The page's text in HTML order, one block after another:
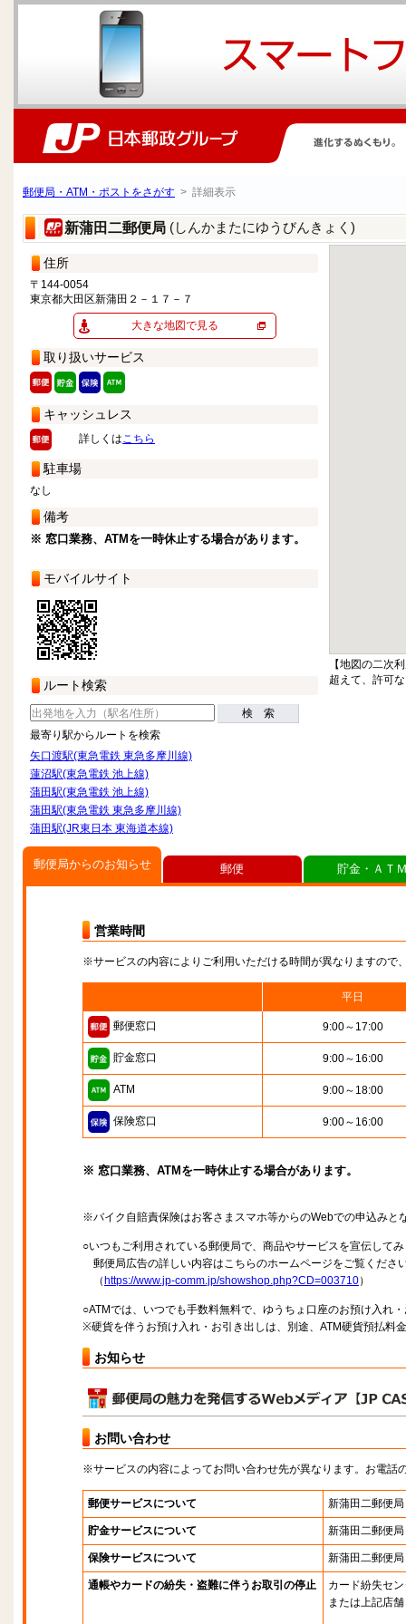
郵便局・ATM・ポストをさがす > 詳細表示
新蒲田二郵便局 (しんかまたにゆうびんきょく)
住所
〒144-0054
東京都大田区新蒲田２－１７－７
大きな地図で見る
取り扱いサービス
キャッシュレス
詳しくはこちら
駐車場
なし
備考
※ 窓口業務、ATMを一時休止する場合があります。
モバイルサイト
ルート検索
検 索
最寄り駅からルートを検索
矢口渡駅(東急電鉄 東急多摩川線)
蓮沼駅(東急電鉄 池上線)
蒲田駅(東急電鉄 池上線)
蒲田駅(東急電鉄 東急多摩川線)
蒲田駅(JR東日本 東海道本線)
【地図の二次
超えて、許可
郵便局からのお知らせ
営業時間
※サービスの内容によりご利用いただける時間が異なりますので
平日
郵便窓口 9:00～17:00
貯金窓口 9:00～16:00
ATM 9:00～18:00
保険窓口 9:00～16:00
※ 窓口業務、ATMを一時休止する場合があります。
※バイク自賠責保険はお客さまスマホ等からのWebでの申込みと
○いつもご利用されている郵便局で、商品やサービスを宣伝して
郵便局広告の詳しい内容はこちらのホームページをご覧くださ
（ https://www.jp-comm.jp/showshop.php?CD=003710）
○ATMでは、いつでも手数料無料で、ゆうちょ口座のお預け入れ
※硬貨を伴うお預け入れ・お引き出しは、別途、ATM硬貨預払料
お知らせ
お問い合わせ
※サービスの内容によってお問い合わせ先が異なります。お電話
郵便サービスについて 新蒲田二郵便局
貯金サービスについて 新蒲田二郵便局
保険サービスについて 新蒲田二郵便局
通帳やカードの紛失・盗難に伴うお取引の停止
カード紛失セ
または上記店舗
郵便 貯金・ＡＴ